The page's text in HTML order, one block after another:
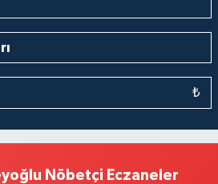
₺
Nöbetçi Eczaneler